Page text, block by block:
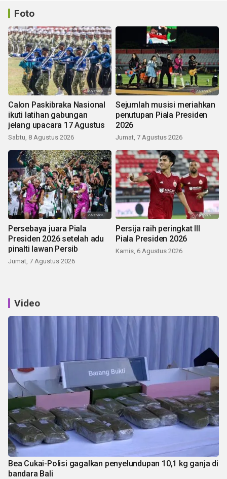
Foto
Calon Paskibraka Nasional
ikuti latihan gabungan
jelang upacara 17 Agustus
Sabtu, 8 Agustus 2026
Sejumlah musisi meriahkan
penutupan Piala Presiden
2026
Jumat, 7 Agustus 2026
Persebaya juara Piala
Presiden 2026 setelah adu
pinalti lawan Persib
Jumat, 7 Agustus 2026
Persija raih peringkat III
Piala Presiden 2026
Kamis, 6 Agustus 2026
Video
Bea Cukai-Polisi gagalkan penyelundupan 10,1 kg ganja di
bandara Bali